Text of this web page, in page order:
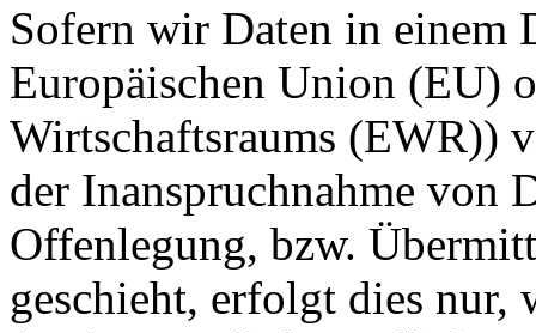
Sofern wir Daten in einem
Europäischen Union (EU)
Wirtschaftsraums (EWR))
der Inanspruchnahme von
Offenlegung, bzw.
geschieht, erfolgt dies nur,